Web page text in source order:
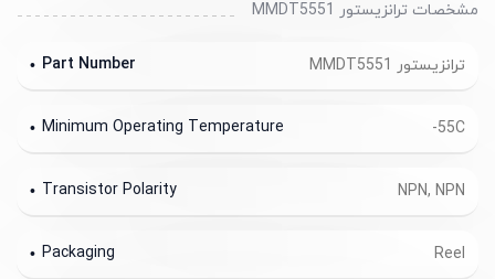
مشخصات ترانزیستور MMDT5551
ترانزیستور MMDT5551 Part Number
-55C
Minimum Operating Temperature
NPN, NPN
Transistor Polarity
Reel
Packaging